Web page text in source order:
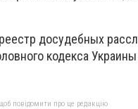
досудебных
кодекса
повідомити про це редакцію